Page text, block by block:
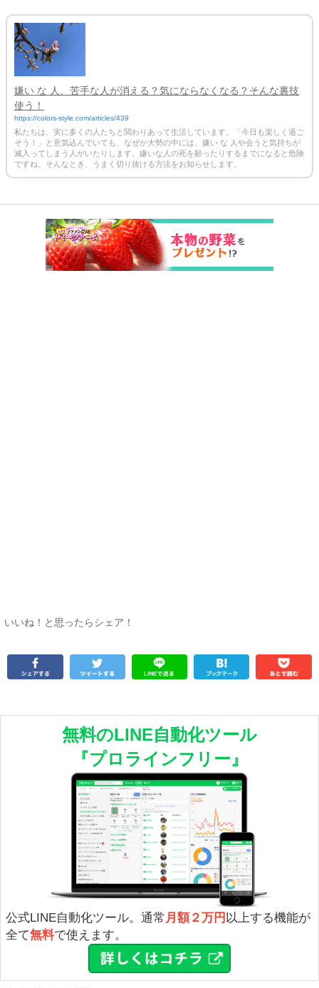
嫌い な 人、苦手な人が消える？気にならなくなる？そんな裏技
使う！
https://colors-style.com/articles/439
私たちは、実に多くの人たちと関わりあって生活しています。「今日も楽しく過ご
そう！」と意気込んでいても、なぜか大勢の中には、嫌い な 人や会うと気持ちが
滅入ってしまう人がいたりします。嫌いな人の死を願ったりするまでになると危険
ですね。そんなとき、うまく切り抜ける方法をお知らせします。
いいね！と思ったらシェア！
無料のLINE自動化ツール
『プロラインフリー』
公式LINE自動化ツール。通常 月額２万円 以上する機能が
全て無料で使えます。